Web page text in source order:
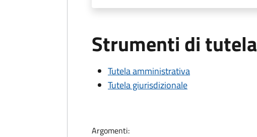
Strumenti di tutela
Tutela amministrativa
Tutela giurisdizionale
Argomenti: